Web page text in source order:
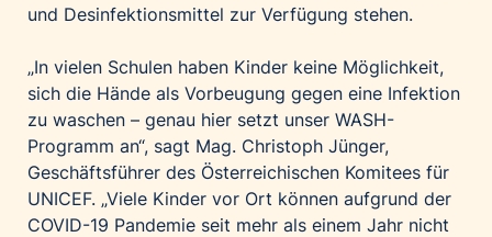
und Desinfektionsmittel zur Verfügung stehen.
„In vielen Schulen haben Kinder keine Möglichkeit,
sich die Hände als Vorbeugung gegen eine Infektion
zu waschen – genau hier setzt unser WASH-
Programm an“, sagt Mag. Christoph Jünger,
Geschäftsführer des Österreichischen Komitees für
UNICEF. „Viele Kinder vor Ort können aufgrund der
COVID-19 Pandemie seit mehr als einem Jahr nicht